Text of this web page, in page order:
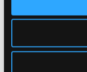
Sencor SFD 950SS
44,99 EUR